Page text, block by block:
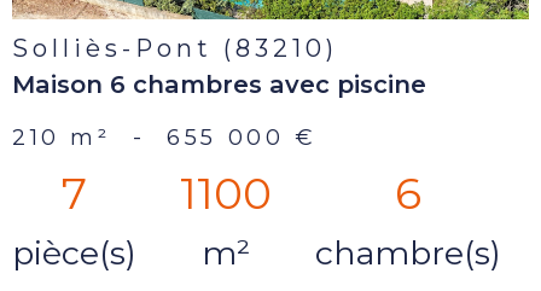
Solliès-Pont (83210)
Maison 6 chambres avec piscine
210 m² - 655 000 €
7
pièce(s)
1100
m²
6
chambre(s)